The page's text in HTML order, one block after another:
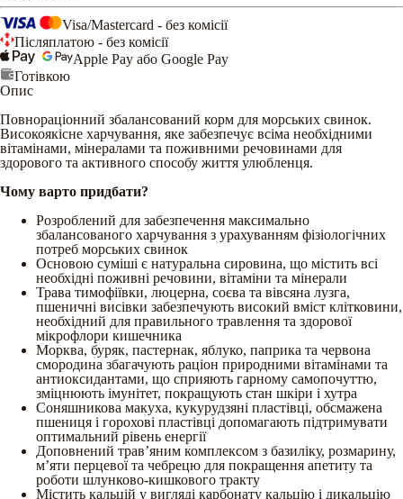
Visa/Mastercard - без комісії
Післяплатою - без комісії
Apple Pay або Google Pay
Готівкою
Опис
Повнораціонний збалансований корм для морських свинок.
Високоякісне харчування, яке забезпечує всіма необхідними
вітамінами, мінералами та поживними речовинами для
здорового та активного способу життя улюбленця.
Чому варто придбати?
Розроблений для забезпечення максимально
збалансованого харчування з урахуванням фізіологічних
потреб морських свинок
Основою суміші є натуральна сировина, що містить всі
необхідні поживні речовини, вітаміни та мінерали
Трава тимофіївки, люцерна, соєва та вівсяна лузга,
пшеничні висівки забезпечують високий вміст клітковини,
необхідний для правильного травлення та здорової
мікрофлори кишечника
Морква, буряк, пастернак, яблуко, паприка та червона
смородина збагачують раціон природними вітамінами та
антиоксидантами, що сприяють гарному самопочуттю,
зміцнюють імунітет, покращують стан шкіри і хутра
Соняшникова макуха, кукурудзяні пластівці, обсмажена
пшениця і горохові пластівці допомагають підтримувати
оптимальний рівень енергії
Доповнений трав’яним комплексом з базиліку, розмарину,
м’яти перцевої та чебрецю для покращення апетиту та
роботи шлунково-кишкового тракту
Містить кальцій у вигляді карбонату кальцію і дикальцію